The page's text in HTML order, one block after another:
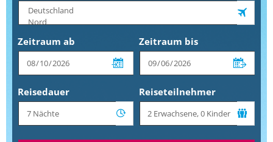
Zeitraum ab Zeitraum bis
Reisedauer Reiseteilnehmer